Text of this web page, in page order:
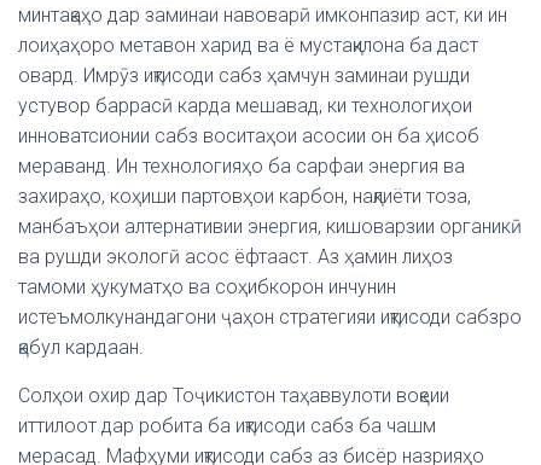
минтақаҳо дар заминаи навоварӣ имконпазир аст, ки ин
лоиҳаҳоро метавон харид ва ё мустақилона ба даст
овард. Имрӯз иқтисоди сабз ҳамчун заминаи рушди
устувор баррасӣ карда мешавад, ки технологиҳои
инноватсионии сабз воситаҳои асосии он ба ҳисоб
мераванд. Ин технологияҳо ба сарфаи энергия ва
захираҳо, коҳиши партовҳои карбон, нақлиёти тоза,
манбаъҳои алтернативии энергия, кишоварзии органикӣ
ва рушди экологӣ асос ёфтааст. Аз ҳамин лиҳоз
тамоми ҳукуматҳо ва соҳибкорон инчунин
истеъмолкунандагони ҷаҳон стратегияи иқтисоди сабзро
қабул кардаан.
Солҳои охир дар Тоҷикистон таҳаввулоти воқеии
иттилоот дар робита ба иқтисоди сабз ба чашм
мерасад. Мафҳуми иқтисоди сабз аз бисёр назрияҳо